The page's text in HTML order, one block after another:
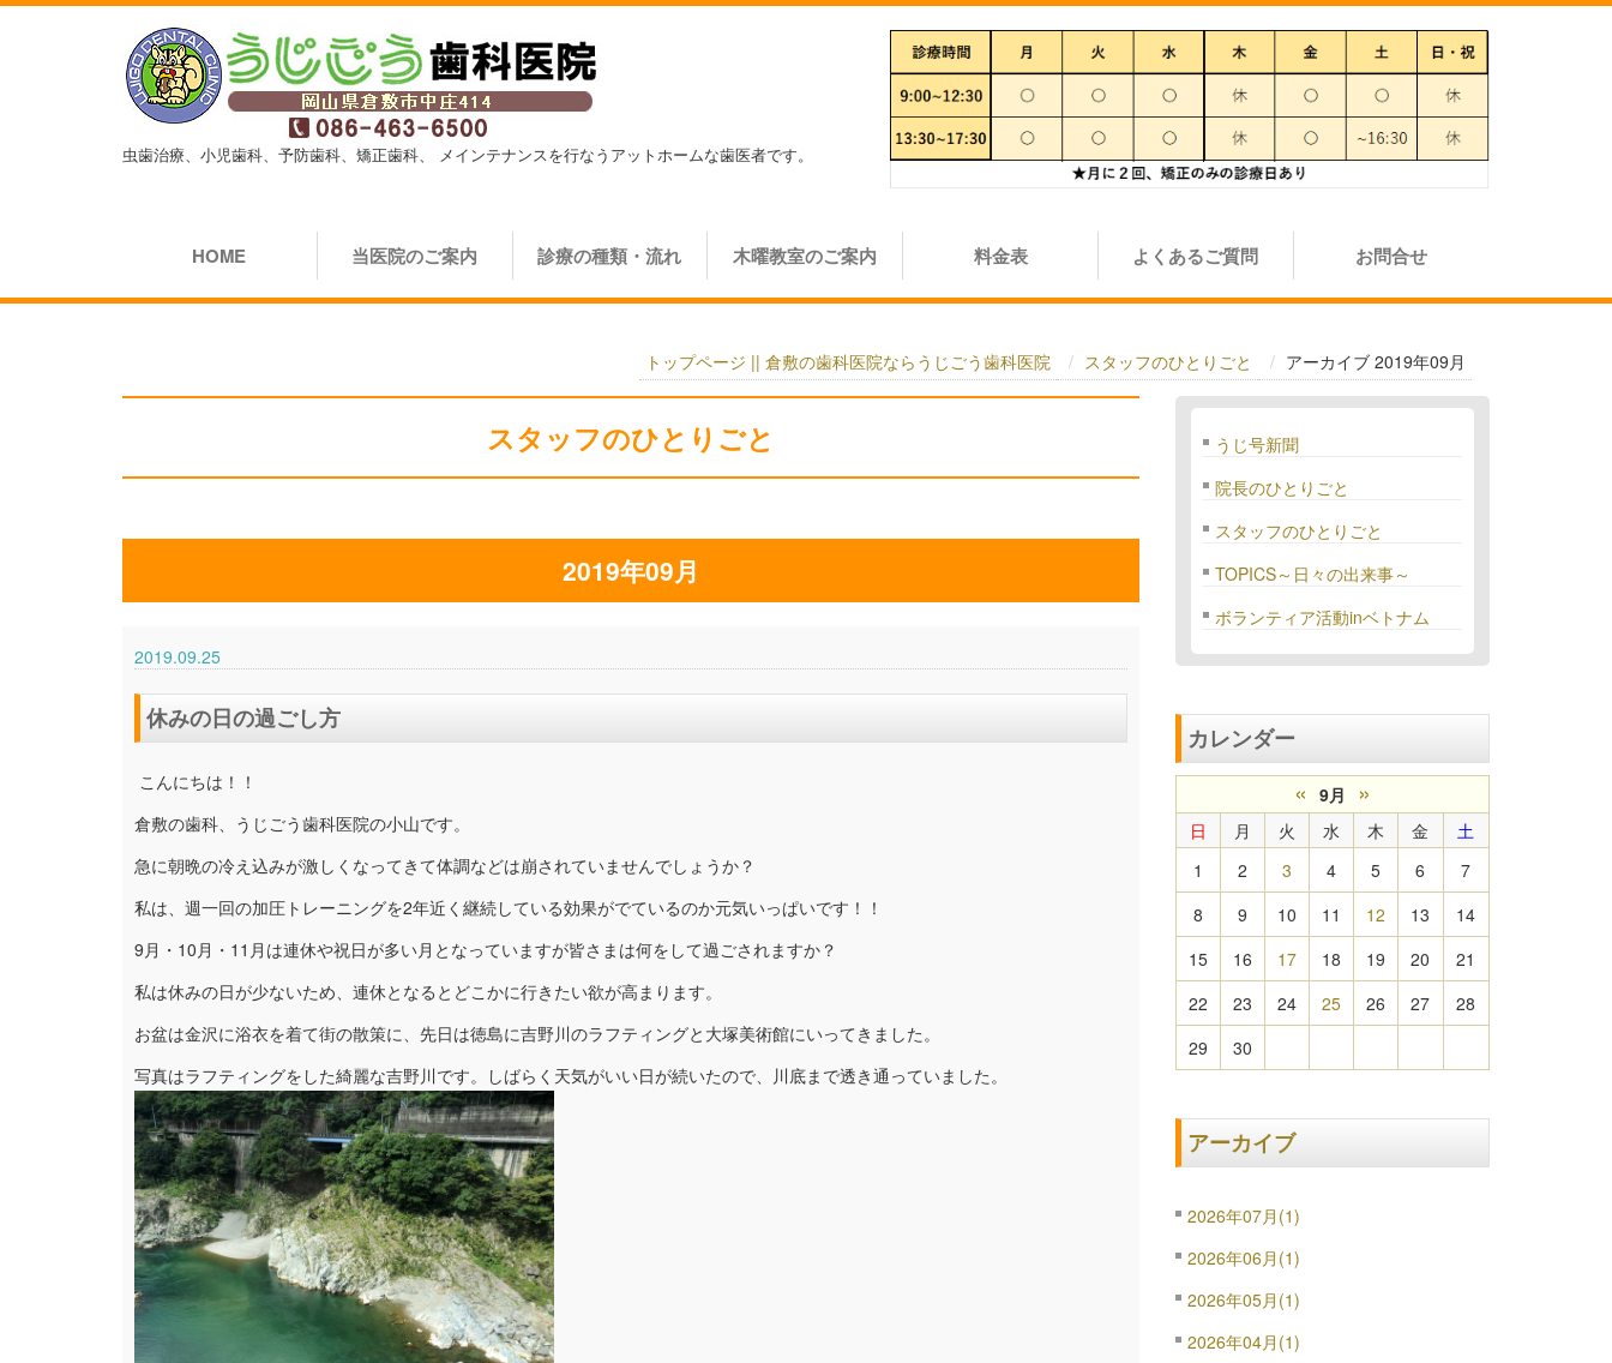
虫歯治療、小児歯科、予防歯科、矯正歯科、 メインテナンスを行なうアットホームな歯医者です。
HOME 当医院のご案内 診療の種類・流れ 木曜教室のご案内 料金表 よくあるご質問 お問合せ
トップページ || 倉敷の歯科医院ならうじごう歯科医院 スタッフのひとりごと アーカイブ 2019年09月
スタッフのひとりごと
2019年09月
2019.09.25
休みの日の過ごし方
こんにちは！！
倉敷の歯科、うじごう歯科医院の小山です。
急に朝晩の冷え込みが激しくなってきて体調などは崩されていませんでしょうか？
私は、週一回の加圧トレーニングを2年近く継続している効果がでているのか元気いっぱいです！！
9月・10月・11月は連休や祝日が多い月となっていますが皆さまは何をして過ごされますか？
私は休みの日が少ないため、連休となるとどこかに行きたい欲が高まります。
お盆は金沢に浴衣を着て街の散策に、先日は徳島に吉野川のラフティングと大塚美術館にいってきました。
写真はラフティングをした綺麗な吉野川です。しばらく天気がいい日が続いたので、川底まで透き通っていました。
うじ号新聞
院長のひとりごと
スタッフのひとりごと
TOPICS～日々の出来事～
ボランティア活動inベトナム
カレンダー
« 9月 »
日 月 火 水 木 金
土
1
2 3 4 5 6
7
8
9 10 11 12 13
14
15
16 17 18 19 20
21
22
23 24 25 26 27
28
29
30
アーカイブ
2026年07月(1)
2026年06月(1)
2026年05月(1)
2026年04月(1)